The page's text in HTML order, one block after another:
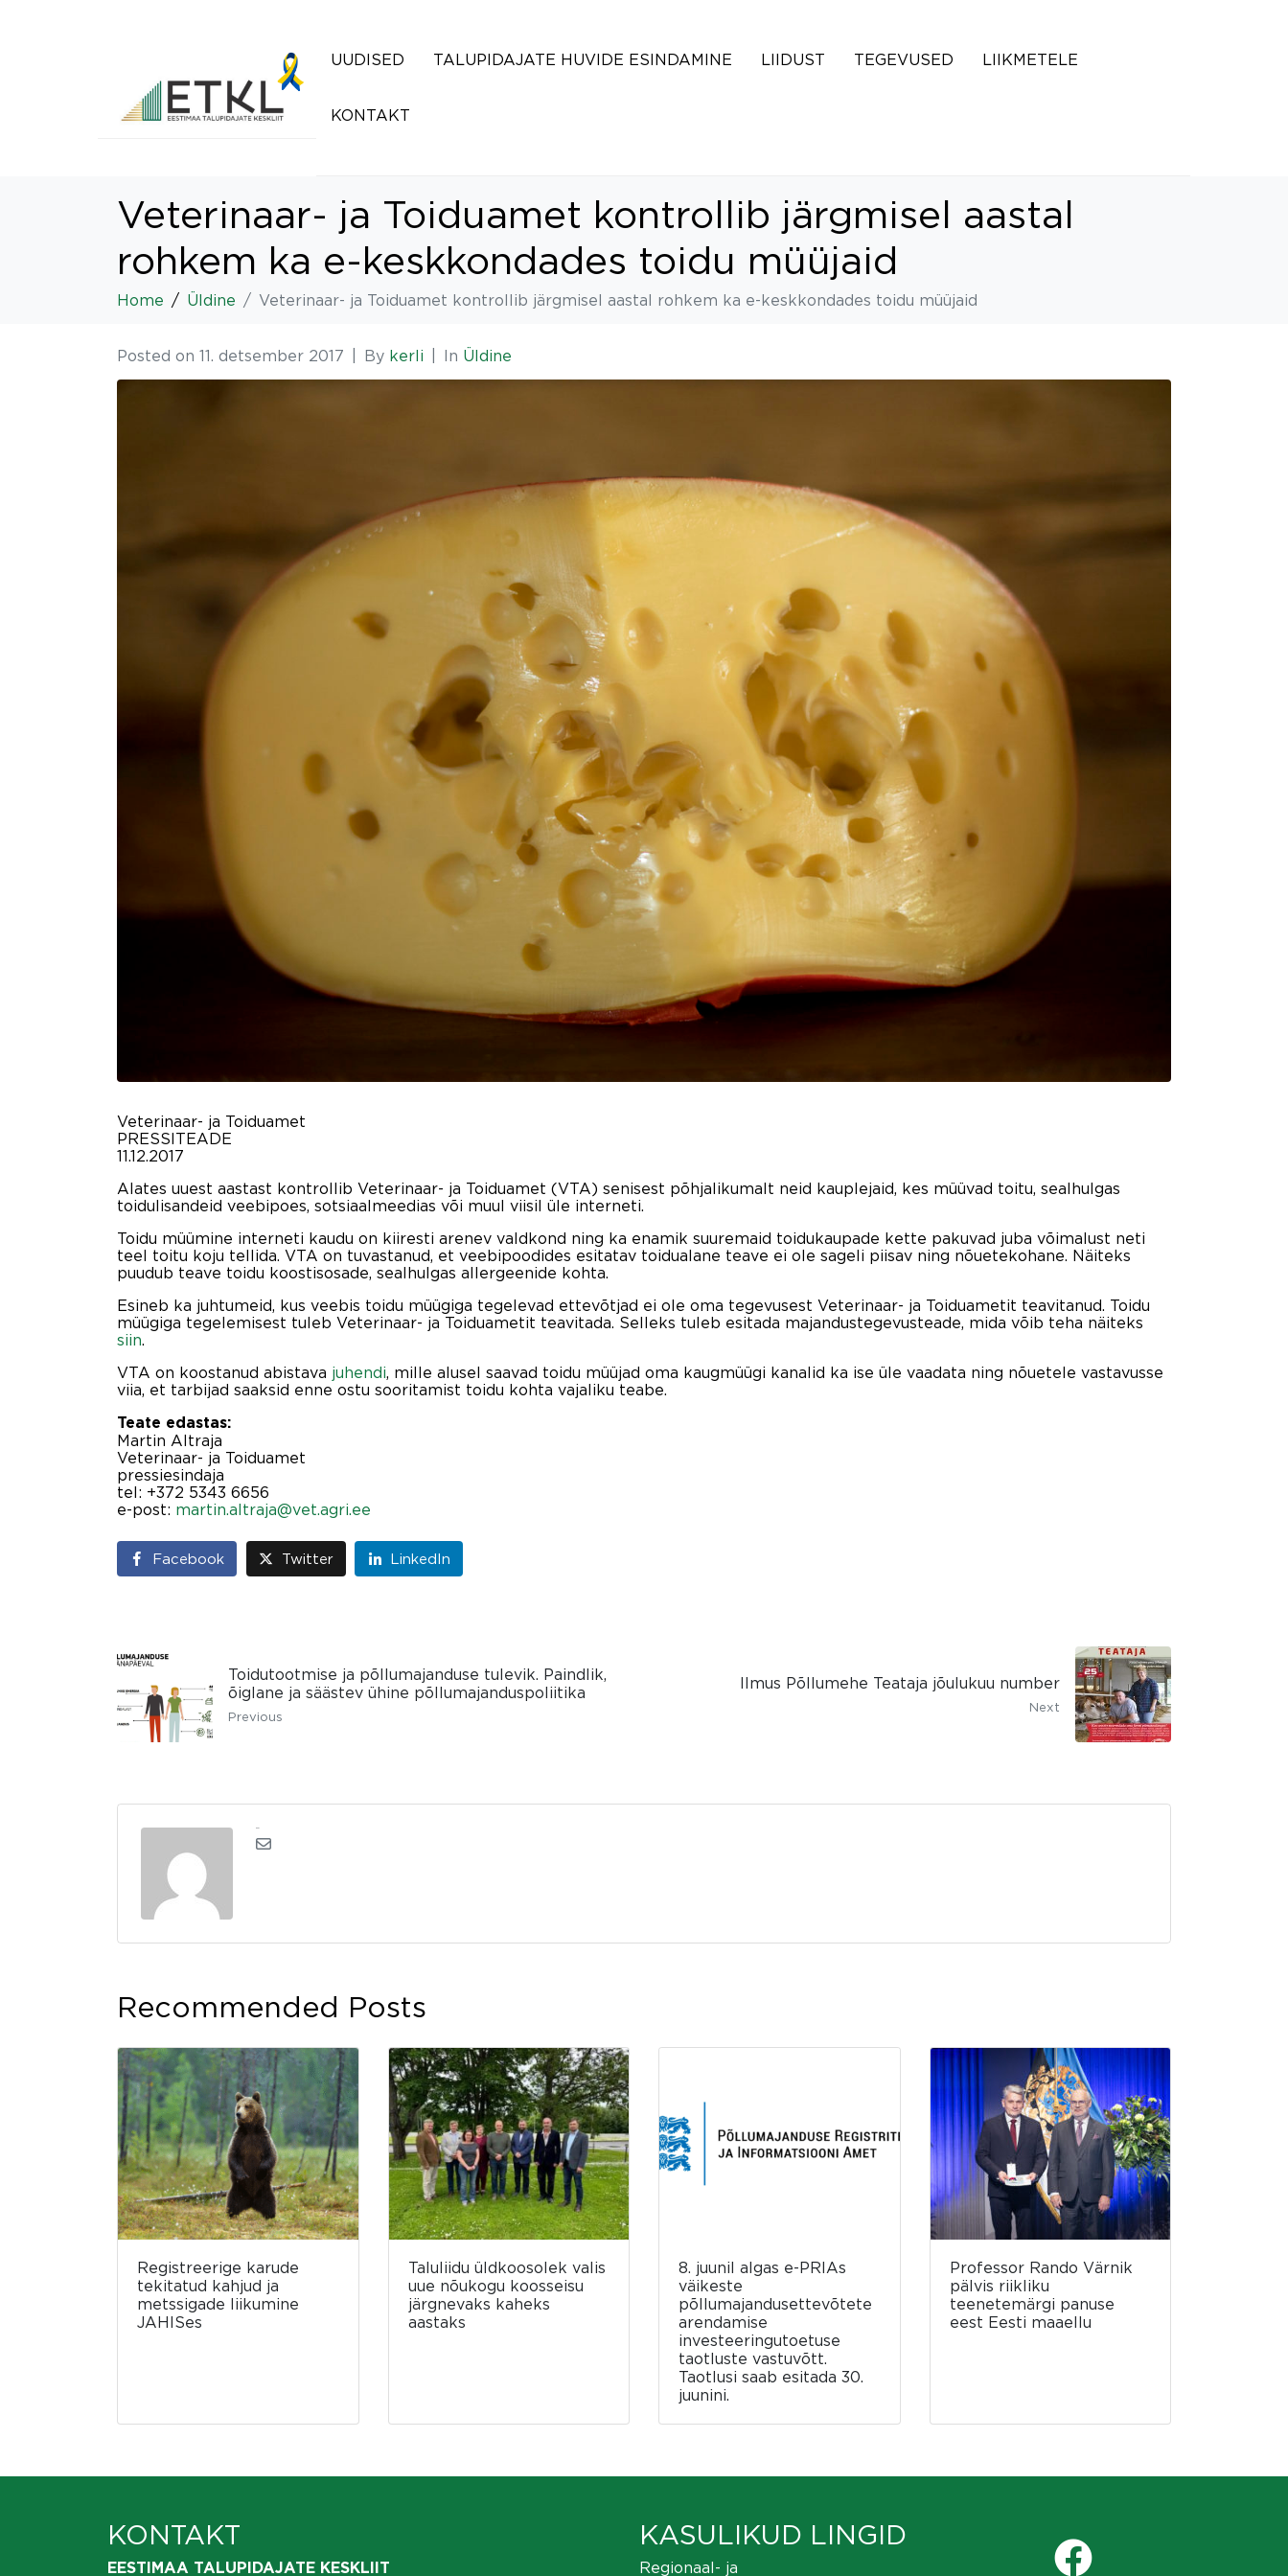
UUDISED TALUPIDAJATE HUVIDE ESINDAMINE LIIDUST TEGEVUSED LIIKMETELE
KONTAKT
Veterinaar- ja Toiduamet kontrollib järgmisel aastal
rohkem ka e-keskkondades toidu müüjaid
Home Üldine Veterinaar- ja Toiduamet kontrollib järgmisel aastal rohkem ka e-keskkondades toidu müüjaid
Posted on 11. detsember 2017 By kerli In Üldine
Veterinaar- ja Toiduamet
PRESSITEADE
11.12.2017
Alates uuest aastast kontrollib Veterinaar- ja Toiduamet (VTA) senisest põhjalikumalt neid kauplejaid, kes müüvad toitu, sealhulgas
toidulisandeid veebipoes, sotsiaalmeedias või muul viisil üle interneti.
Toidu müümine interneti kaudu on kiiresti arenev valdkond ning ka enamik suuremaid toidukaupade kette pakuvad juba võimalust neti
teel toitu koju tellida. VTA on tuvastanud, et veebipoodides esitatav toidualane teave ei ole sageli piisav ning nõuetekohane. Näiteks
puudub teave toidu koostisosade, sealhulgas allergeenide kohta.
Esineb ka juhtumeid, kus veebis toidu müügiga tegelevad ettevõtjad ei ole oma tegevusest Veterinaar- ja Toiduametit teavitanud. Toidu
müügiga tegelemisest tuleb Veterinaar- ja Toiduametit teavitada. Selleks tuleb esitada majandustegevusteade, mida võib teha näiteks
siin.
VTA on koostanud abistava juhendi, mille alusel saavad toidu müüjad oma kaugmüügi kanalid ka ise üle vaadata ning nõuetele vastavusse
viia, et tarbijad saaksid enne ostu sooritamist toidu kohta vajaliku teabe.
Teate edastas:
Martin Altraja
Veterinaar- ja Toiduamet
pressiesindaja
tel: +372 5343 6656
e-post: martin.altraja@vet.agri.ee
Facebook Twitter LinkedIn
Toidutootmise ja põllumajanduse tulevik. Paindlik,
õiglane ja säästev ühine põllumajanduspoliitika
Previous
Ilmus Põllumehe Teataja jõulukuu number
Next
Recommended Posts
Registreerige karude
tekitatud kahjud ja
metssigade liikumine
JAHISes
Taluliidu üldkoosolek valis
uue nõukogu koosseisu
järgnevaks kaheks
aastaks
8. juunil algas e-PRIAs
väikeste
põllumajandusettevõtete
arendamise
investeeringutoetuse
taotluste vastuvõtt.
Taotlusi saab esitada 30.
juunini.
Professor Rando Värnik
pälvis riikliku
teenetemärgi panuse
eest Eesti maaellu
KONTAKT
EESTIMAA TALUPIDAJATE KESKLIIT
KASULIKUD LINGID
Regionaal- ja